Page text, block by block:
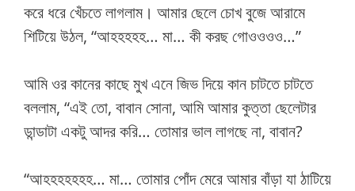
করে ধরে খেঁচতে লাগলাম। আমার ছেলে চোখ বুজে আরামে
শিটিয়ে উঠল, “আহহহহহ… মা… কী করছ গোওওওও…”
আমি ওর কানের কাছে মুখ এনে জিভ দিয়ে কান চাটতে চাটতে
বললাম, “এই তো, বাবান সোনা, আমি আমার কুত্তা ছেলেটার
ডান্ডাটা একটু আদর করি… তোমার ভাল লাগছে না, বাবান?
“আহহহহহহহ… মা… তোমার পোঁদ মেরে আমার বাঁড়া যা ঠাটিয়ে